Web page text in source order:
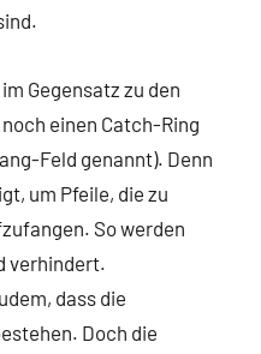
Gegensatz zu den
einen Catch-Ring
Feld genannt). Denn
um Pfeile, die zu
So werden
verhindert.
dass die
Doch die